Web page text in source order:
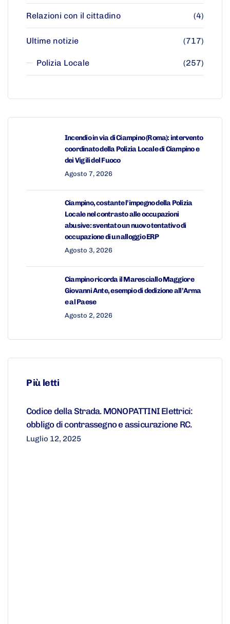
Relazioni con il cittadino (4)
Ultime notizie (717)
Polizia Locale (257)
Incendio in via di Ciampino (Roma): intervento
coordinato della Polizia Locale di Ciampino e
dei Vigili del Fuoco
Agosto 7, 2026
Ciampino, costante l’impegno della Polizia
Locale nel contrasto alle occupazioni
abusive: sventato un nuovo tentativo di
occupazione di un alloggio ERP
Agosto 3, 2026
Ciampino ricorda il Maresciallo Maggiore
Giovanni Ante, esempio di dedizione all’Arma
e al Paese
Agosto 2, 2026
Più letti
Codice della Strada. MONOPATTINI Elettrici:
obbligo di contrassegno e assicurazione RC.
Luglio 12, 2025